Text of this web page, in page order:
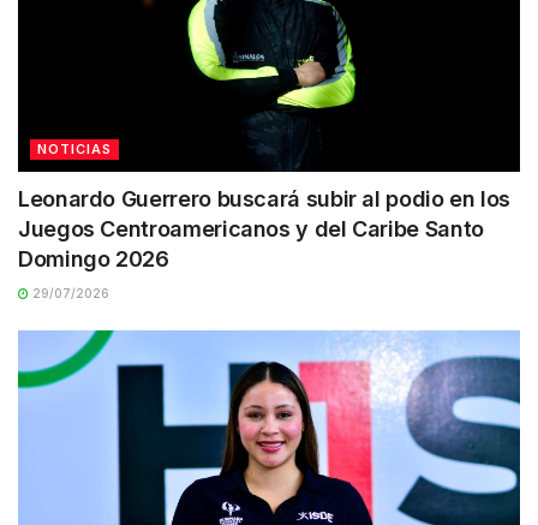
NOTICIAS
Leonardo Guerrero buscará subir al podio en los
Juegos Centroamericanos y del Caribe Santo
Domingo 2026
29/07/2026